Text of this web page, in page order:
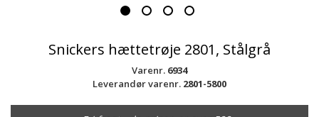
Snickers hættetrøje 2801, Stålgrå
Varenr. 6934
Leverandør varenr. 2801-5800